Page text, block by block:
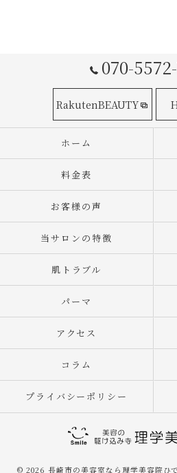
070-
RakutenBEAUTY
ホーム
料金表
お客様の声
当サロンの特徴
肌トラブル
パーマ
アクセス
コラム
プライバシーポリシー
© 2026 長崎市の美容室なら理学美容院